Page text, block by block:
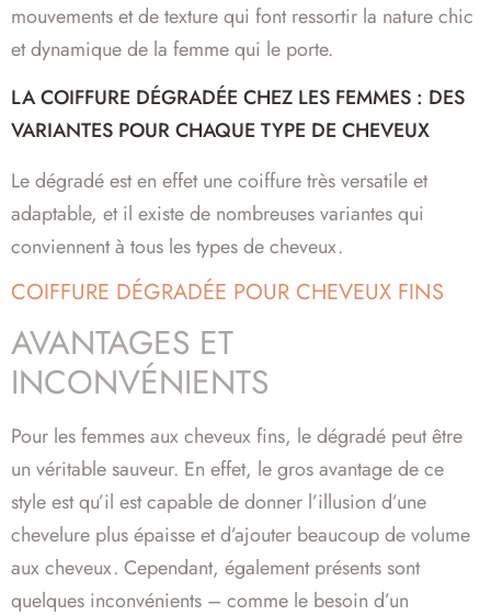
mouvements et de texture qui font ressortir la nature chic
et dynamique de la femme qui le porte.
LA COIFFURE DÉGRADÉE CHEZ LES FEMMES : DES
VARIANTES POUR CHAQUE TYPE DE CHEVEUX
Le dégradé est en effet une coiffure très versatile et
adaptable, et il existe de nombreuses variantes qui
conviennent à tous les types de cheveux.
COIFFURE DÉGRADÉE POUR CHEVEUX FINS
AVANTAGES ET
INCONVÉNIENTS
Pour les femmes aux cheveux fins, le dégradé peut être
un véritable sauveur. En effet, le gros avantage de ce
style est qu’il est capable de donner l’illusion d’une
chevelure plus épaisse et d’ajouter beaucoup de volume
aux cheveux. Cependant, également présents sont
quelques inconvénients – comme le besoin d’un